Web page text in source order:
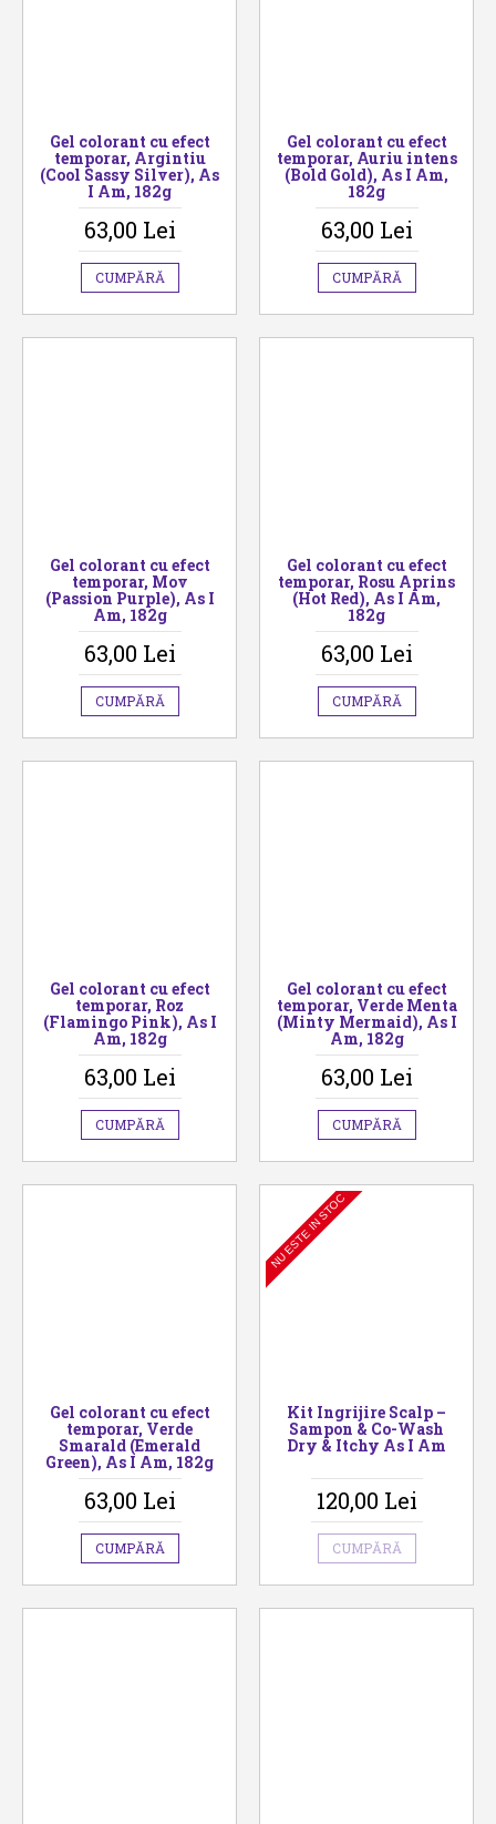
Gel colorant cu efect
temporar, Argintiu
(Cool Sassy Silver), As
I Am, 182g
63,00 Lei
CUMPĂRĂ
Gel colorant cu efect
temporar, Auriu intens
(Bold Gold), As I Am,
182g
63,00 Lei
CUMPĂRĂ
Gel colorant cu efect
temporar, Mov
(Passion Purple), As I
Am, 182g
63,00 Lei
CUMPĂRĂ
Gel colorant cu efect
temporar, Rosu Aprins
(Hot Red), As I Am,
182g
63,00 Lei
CUMPĂRĂ
Gel colorant cu efect
temporar, Roz
(Flamingo Pink), As I
Am, 182g
63,00 Lei
CUMPĂRĂ
Gel colorant cu efect
temporar, Verde Menta
(Minty Mermaid), As I
Am, 182g
63,00 Lei
CUMPĂRĂ
Gel colorant cu efect
temporar, Verde
Smarald (Emerald
Green), As I Am, 182g
63,00 Lei
CUMPĂRĂ
NU ESTE IN STOC
Kit Ingrijire Scalp –
Sampon & Co-Wash
Dry & Itchy As I Am
120,00 Lei
CUMPĂRĂ